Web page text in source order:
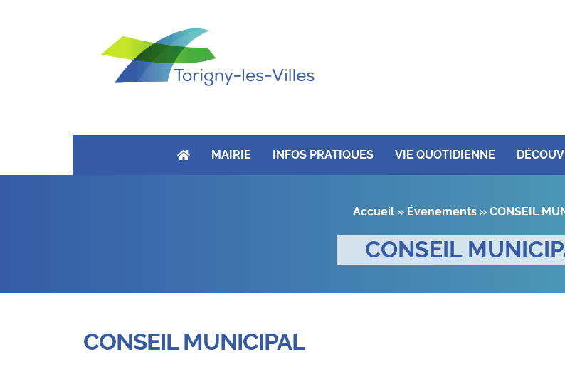
MAIRIE INFOS PRATIQUES VIE QUOTIDIENNE
Accueil» Évenements» CONSEIL
CONSEIL
CONSEIL MUNICIPAL